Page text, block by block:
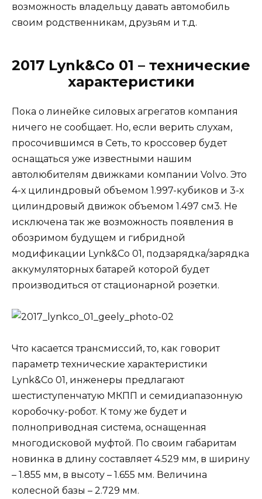
возможность владельцу давать автомобиль
своим родственникам, друзьям и т.д.
2017 Lynk&Co 01 – технические
характеристики
Пока о линейке силовых агрегатов компания
ничего не сообщает. Но, если верить слухам,
просочившимся в Сеть, то кроссовер будет
оснащаться уже известными нашим
автолюбителям движками компании Volvo. Это
4-х цилиндровый объемом 1.997-кубиков и 3-х
цилиндровый движок объемом 1.497 см3. Не
исключена так же возможность появления в
обозримом будущем и гибридной
модификации Lynk&Co 01, подзарядка/зарядка
аккумуляторных батарей которой будет
производиться от стационарной розетки.
Что касается трансмиссий, то, как говорит
параметр технические характеристики
Lynk&Co 01, инженеры предлагают
шестиступенчатую МКПП и семидиапазонную
коробочку-робот. К тому же будет и
полноприводная система, оснащенная
многодисковой муфтой. По своим габаритам
новинка в длину составляет 4.529 мм, в ширину
– 1.855 мм, в высоту – 1.655 мм. Величина
колесной базы – 2.729 мм.